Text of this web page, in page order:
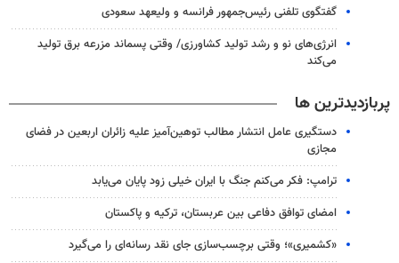
گفتگوی تلفنی رئیس‌جمهور فرانسه و ولیعهد سعودی
انرژی‌های نو و رشد تولید کشاورزی/ وقتی پسماند مزرعه‌ برق تولید
می‌کند
پربازدیدترین ها
دستگیری عامل انتشار مطالب توهین‌آمیز علیه زائران اربعین در فضای
مجازی
ترامپ: فکر می‌کنم جنگ با ایران خیلی زود پایان می‌یابد
امضای توافق دفاعی بین عربستان، ترکیه و پاکستان
«کشمیری»؛ وقتی برچسب‌سازی جای نقد رسانه‌ای را می‌گیرد